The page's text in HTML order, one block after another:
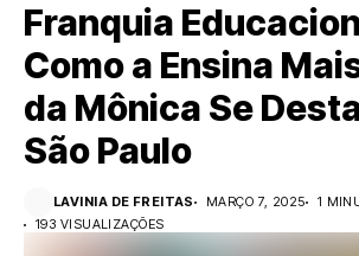
Franquia
Como a Ensina
da Mônica Se
São Paulo
LAVINIA DE FREITAS MARÇO 7, 2025
1
193 VISUALIZAÇÕES